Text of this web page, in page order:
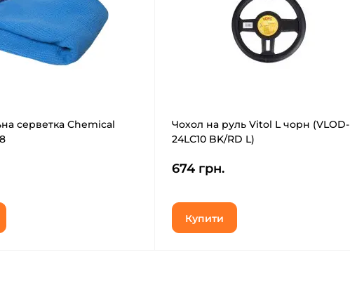
серветка Chemical
Чохол на руль Vitol L чорн (VLOD-
24LC10 BK/RD L)
674 грн.
Купити